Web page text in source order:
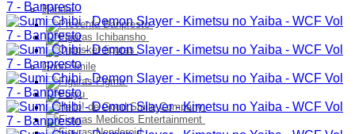
Bandai
Good Smile